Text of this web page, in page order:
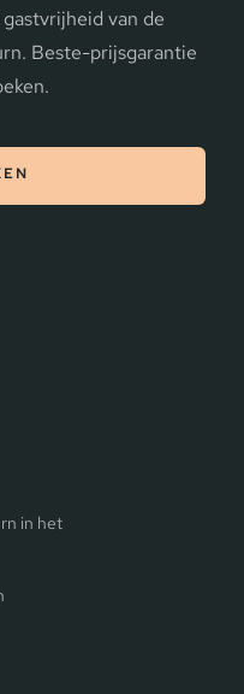
van de
Beste-prijsgarantie
in het